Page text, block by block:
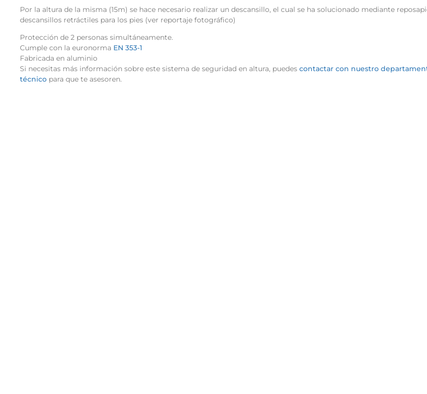
Por la altura de la misma (15m) se hace necesario realizar un descansillo, el cual se ha solucionado mediante
descansillos retráctiles para los pies (ver reportaje fotográfico)
Protección de 2 personas simultáneamente.
Cumple con la euronorma EN 353-1
Fabricada en aluminio
Si necesitas más información sobre este sistema de seguridad en altura, puedes contactar con nuestro
técnico para que te asesoren.